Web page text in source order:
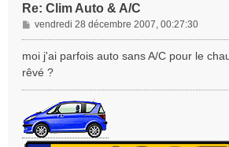
Re: Clim Auto & A/C
M
e
s
a
g
vendredi 28 décembre 2007, 00:27:30
moi j'ai parfois auto sans A/C pour le
rêvé ?